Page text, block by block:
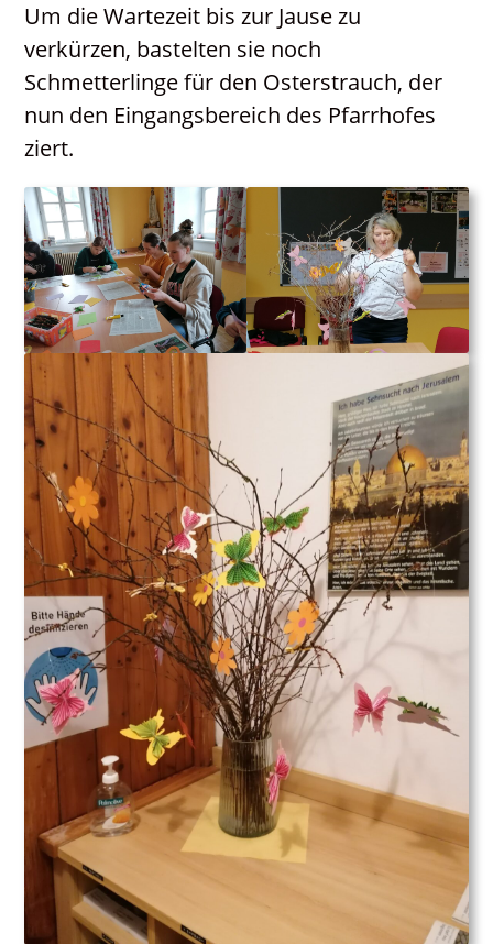
Um die Wartezeit bis zur Jause zu
verkürzen, bastelten sie noch
Schmetterlinge für den Osterstrauch, der
nun den Eingangsbereich des Pfarrhofes
ziert.